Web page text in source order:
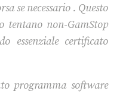
se necessario . Questo
tentano non-GamStop
essenziale certificato
programma software